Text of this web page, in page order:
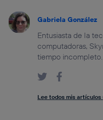
Gabriela González
Entusiasta de la
computadoras,
tiempo incompleto.
Lee todos mis artículos